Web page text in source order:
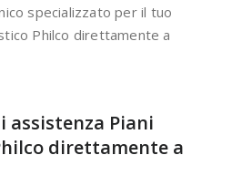
specializzato per il tuo
Philco direttamente a
assistenza Piani
direttamente a